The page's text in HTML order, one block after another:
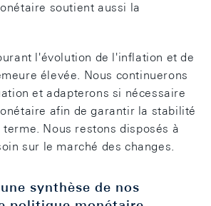
soutient aussi la
l'évolution de l'inflation et de
élevée. Nous continuerons
et adapterons si nécessaire
afin de garantir la stabilité
Nous restons disposés à
sur le marché des changes.
synthèse de nos